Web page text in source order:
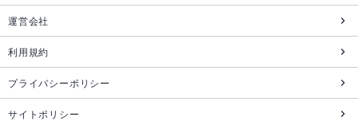
運営会社
利用規約
プライバシーポリシー
サイトポリシー